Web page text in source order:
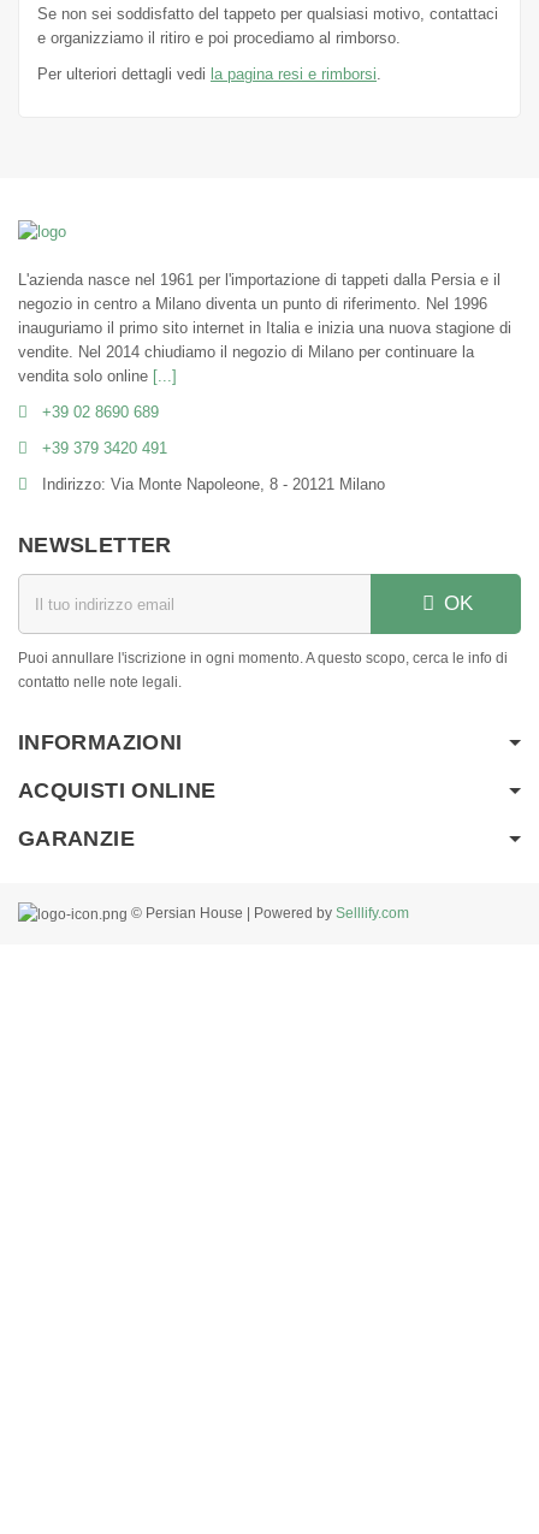
Se non sei soddisfatto del tappeto per qualsiasi motivo, contattaci
e organizziamo il ritiro e poi procediamo al rimborso.
Per ulteriori dettagli vedi la pagina resi e rimborsi
L'azienda nasce nel 1961 per l'importazione di tappeti dalla Persia e il
negozio in centro a Milano diventa un punto di riferimento. Nel 1996
inauguriamo il primo sito internet in Italia e inizia una nuova stagione di
vendite. Nel 2014 chiudiamo il negozio di Milano per continuare la
vendita solo online [...]
+39 02 8690 689
+39 379 3420 491
Indirizzo: Via Monte Napoleone, 8 - 20121 Milano
NEWSLETTER
OK
Puoi annullare l'iscrizione in ogni momento. A questo scopo, cerca le info di
contatto nelle note legali.
INFORMAZIONI
ACQUISTI ONLINE
GARANZIE
© Persian House | Powered by Selllify.com